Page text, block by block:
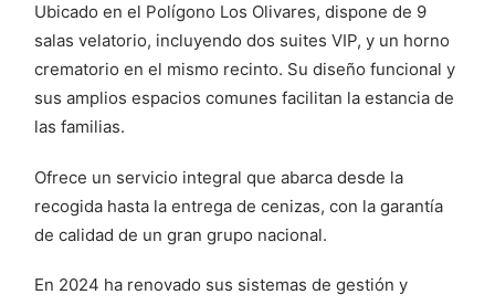
Ubicado en el Polígono Los Olivares, dispone de 9
salas velatorio, incluyendo dos suites VIP, y un horno
crematorio en el mismo recinto. Su diseño funcional y
sus amplios espacios comunes facilitan la estancia de
las familias.
Ofrece un servicio integral que abarca desde la
recogida hasta la entrega de cenizas, con la garantía
de calidad de un gran grupo nacional.
En 2024 ha renovado sus sistemas de gestión y